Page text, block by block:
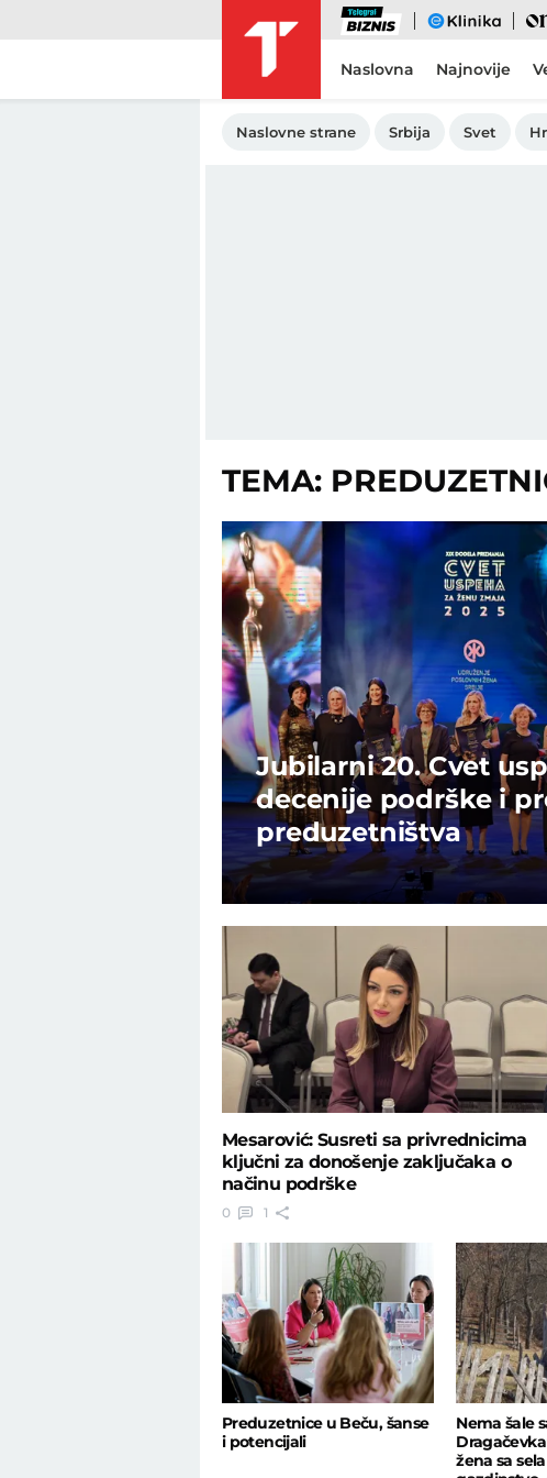
Biznis eKlinika Ona
Naslovna Najnovije
Naslovne strane Srbija Svet
TEMA:
Jubilarni 20. Cvet
decenije podrške i
preduzetništva
Mesarović: Susreti sa privrednicima
ključni za donošenje zaključaka o
načinu podrške
0 1
Preduzetnice u Beču, šanse
i potencijali
Nema šale
žena sa